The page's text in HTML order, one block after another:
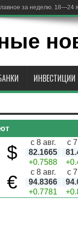
за неделю. 18—24
ИНВЕСТИЦИИ
$ с 8 авг.
с
82.1665
+0.7588
€ с 8 авг.
с
94.8366
+0.7781